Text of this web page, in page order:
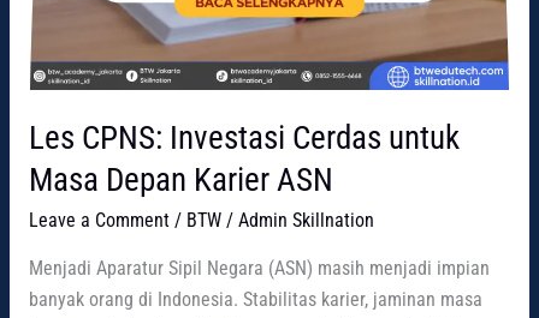
Les CPNS: Investasi Cerdas untuk
Masa Depan Karier ASN
Leave a Comment / BTW/ Admin Skillnation
Menjadi Aparatur Sipil Negara (ASN) masih menjadi impian
banyak orang di Indonesia. Stabilitas karier, jaminan masa